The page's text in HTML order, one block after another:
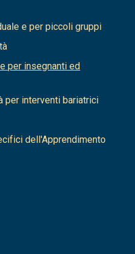
e per piccoli gruppi
per insegnanti ed
per interventi bariatrici
dell'Apprendimento